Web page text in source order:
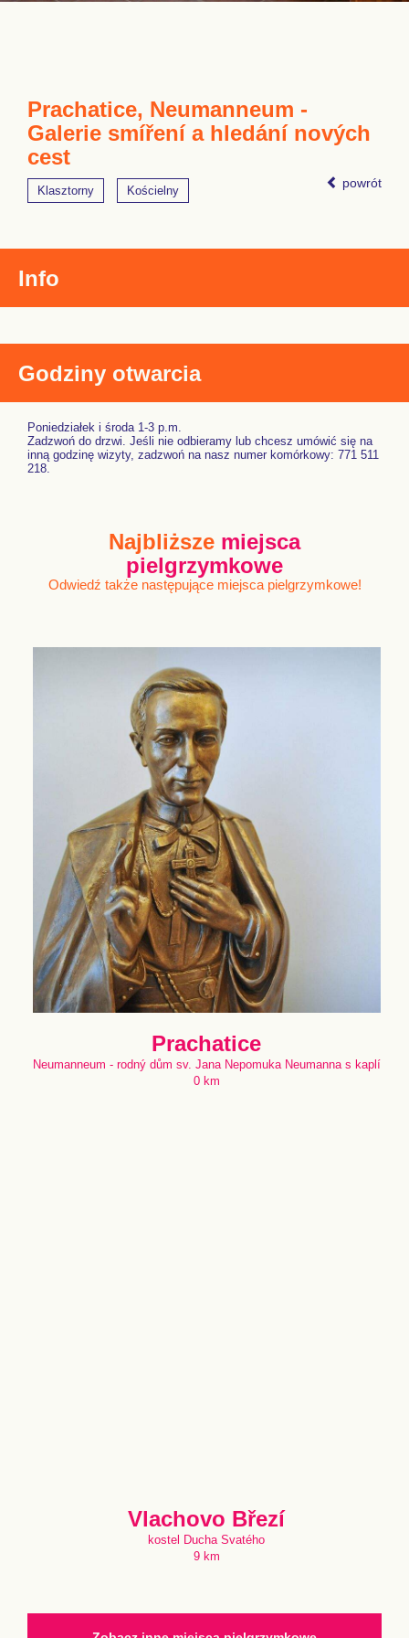
Prachatice, Neumanneum -
Galerie smíření a hledání nových
cest
powrót
Klasztorny Kościelny
Info
Godziny otwarcia
Poniedziałek i środa 1-3 p.m.
Zadzwoń do drzwi. Jeśli nie odbieramy lub chcesz umówić się na
inną godzinę wizyty, zadzwoń na nasz numer komórkowy: 771 511
218.
Najbliższe miejsca
pielgrzymkowe
Odwiedź także następujące miejsca pielgrzymkowe!
Prachatice
Neumanneum - rodný dům sv. Jana Nepomuka Neumanna s kaplí
0 km
Vlachovo Březí
kostel Ducha Svatého
9 km